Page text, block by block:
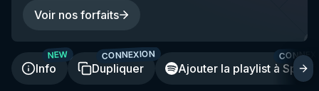
Voir nos forfaits
Info
NEW
Dupliquer
CONNEXION
Ajouter la playlist à